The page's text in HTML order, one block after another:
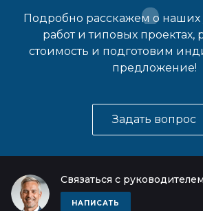
Подробно расскажем о наших
работ и типовых проектах,
стоимость и подготовим
предложение!
Задать вопрос
Связаться с руководителем
НАПИСАТЬ